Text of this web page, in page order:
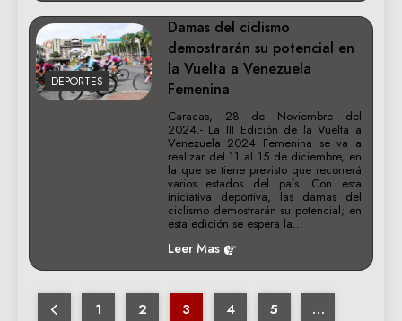
DEPORTES
Damas del ciclismo
demostrarán su potencial en
la Vuelta a Venezuela
Femenina
Caracas, 28 de Noviembre del
2024.- La III Edición de la Vuelta a
Venezuela 2024 Femenina se va a
realizar del 11 al 15 de diciembre, en
la que se tiene previsto que recorrerá
varios estados del país. Con esta
iniciativa deportiva, las damas del
ciclismo demostrarán su potencial; en
esta edición se espera la…
Leer Mas
1 2 3 4 5 …